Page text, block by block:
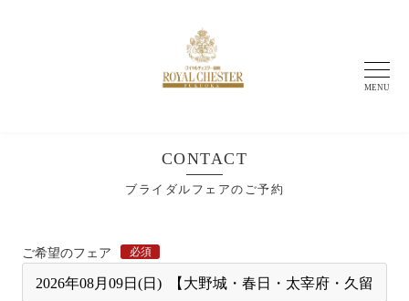
MENU
CONTACT
ブライダルフェアのご予約
ご希望のフェア 必須